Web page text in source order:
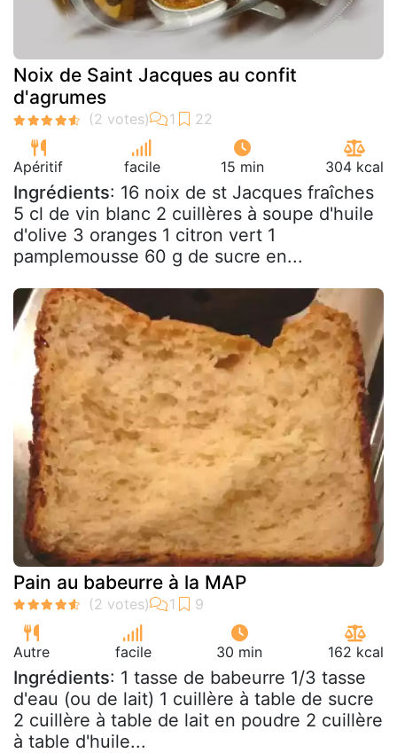
Noix de Saint Jacques au confit
d'agrumes
Apéritif facile 15 min 304 kcal
Ingrédients: 16 noix de st Jacques fraîches
5 cl de vin blanc 2 cuillères à soupe d'huile
d'olive 3 oranges 1 citron vert 1
pamplemousse 60 g de sucre en...
Pain au babeurre à la MAP
Autre facile 30 min 162 kcal
Ingrédients: 1 tasse de babeurre 1/3 tasse
d'eau (ou de lait) 1 cuillère à table de sucre
2 cuillère à table de lait en poudre 2 cuillère
à table d'huile...